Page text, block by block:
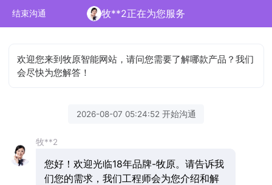
结束沟通 牧**2正在为您服务
欢迎您来到牧原智能网站，请问您需要了解哪款产品？我们
会尽快为您解答！
2026-08-07 05:24:52 开始沟通
牧**2
您好！欢迎光临18年品牌-牧原。请告诉我
们您的需求，我们工程师会为您介绍和解